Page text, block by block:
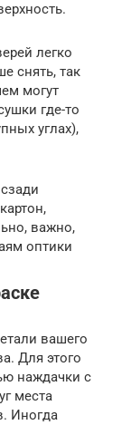
легко
снять, так
могут
где-то
углах),
важно,
оптики
вашего
Для этого
наждачки с
места
Иногда